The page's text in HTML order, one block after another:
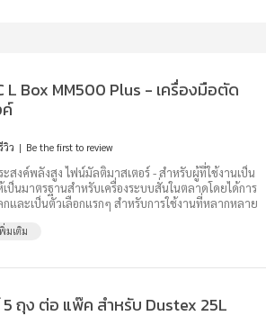
L Box MM500 Plus - เครื่องมือตัด
วิว | Be the first to review
ะสงค์พลังสูง ไฟน์มัลติมาสเตอร์ - สำหรับผู้ที่ใช้งานเป็น
เป็นมาตรฐานสำหรับเครื่องระบบสั่นในตลาดโดยได้การ
และเป็นตัวเลือกแรกๆ สำหรับการใช้งานที่หลากหลาย
มเติม
ถุง ต่อ แพ๊ค สำหรับ Dustex 25L